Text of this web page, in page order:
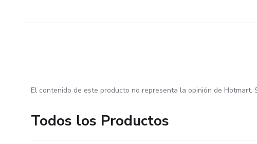
El contenido de este producto no representa la opinión de Hotmart.
Todos los Productos